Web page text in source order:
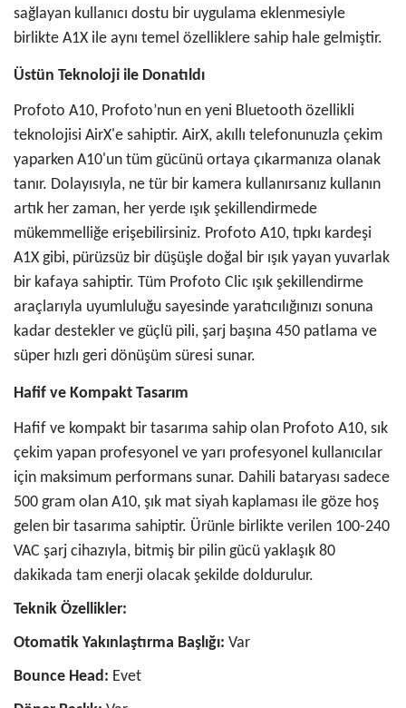
sağlayan kullanıcı dostu bir uygulama eklenmesiyle
birlikte A1X ile aynı temel özelliklere sahip hale gelmiştir.
Üstün Teknoloji ile Donatıldı
Profoto A10, Profoto’nun en yeni Bluetooth özellikli
teknolojisi AirX'e sahiptir. AirX, akıllı telefonunuzla çekim
yaparken A10'un tüm gücünü ortaya çıkarmanıza olanak
tanır. Dolayısıyla, ne tür bir kamera kullanırsanız kullanın
artık her zaman, her yerde ışık şekillendirmede
mükemmelliğe erişebilirsiniz. Profoto A10, tıpkı kardeşi
A1X gibi, pürüzsüz bir düşüşle doğal bir ışık yayan yuvarlak
bir kafaya sahiptir. Tüm Profoto Clic ışık şekillendirme
araçlarıyla uyumluluğu sayesinde yaratıcılığınızı sonuna
kadar destekler ve güçlü pili, şarj başına 450 patlama ve
süper hızlı geri dönüşüm süresi sunar.
Hafif ve Kompakt Tasarım
Hafif ve kompakt bir tasarıma sahip olan Profoto A10, sık
çekim yapan profesyonel ve yarı profesyonel kullanıcılar
için maksimum performans sunar. Dahili bataryası sadece
500 gram olan A10, şık mat siyah kaplaması ile göze hoş
gelen bir tasarıma sahiptir. Ürünle birlikte verilen 100-240
VAC şarj cihazıyla, bitmiş bir pilin gücü yaklaşık 80
dakikada tam enerji olacak şekilde doldurulur.
Teknik Özellikler:
Otomatik Yakınlaştırma Başlığı: Var
Bounce Head: Evet